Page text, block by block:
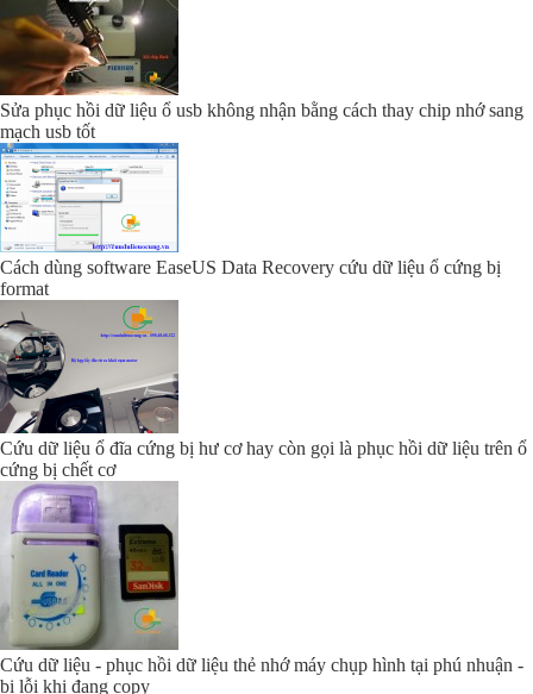
Sửa phục hồi dữ liệu ổ usb không nhận bằng cách thay chip nhớ sang
mạch usb tốt
Cách dùng software EaseUS Data Recovery cứu dữ liệu ổ cứng bị
format
Cứu dữ liệu ổ đĩa cứng bị hư cơ hay còn gọi là phục hồi dữ liệu trên ổ
cứng bị chết cơ
Cứu dữ liệu - phục hồi dữ liệu thẻ nhớ máy chụp hình tại phú nhuận -
bị lỗi khi đang copy